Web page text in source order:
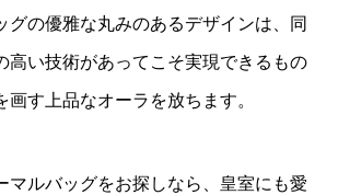
グの優雅な丸みのあるデザインは、同
高い技術があってこそ実現できるもの
画す上品なオーラを放ちます。
マルバッグをお探しなら、皇室にも愛